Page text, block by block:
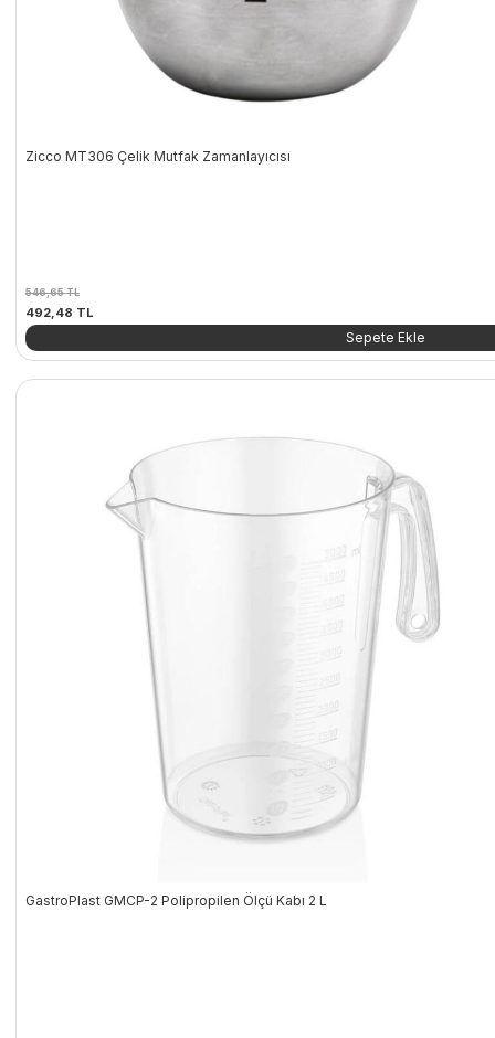
Zicco MT306 Çelik Mutfak Zamanlayıcısı
546,65TL
Orijinal
fiyat:
546,65 TL.
492,48 TLŞu
fiyat:
Sepete Ekle
GastroPlast GMCP-2 Polipropilen Ölçü Kabı 2 L